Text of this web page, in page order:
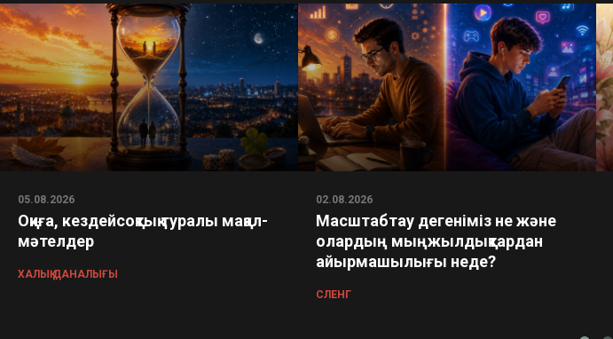
05.08.2026
Оқиға, кездейсоқтық туралы мақал-
мәтелдер
ХАЛЫҚ ДАНАЛЫҒЫ
02.08.2026
Масштабтау дегеніміз не және
олардың мыңжылдықтардан
айырмашылығы неде?
СЛЕНГ